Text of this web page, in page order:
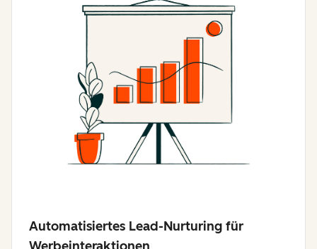
Automatisiertes Lead-Nurturing für